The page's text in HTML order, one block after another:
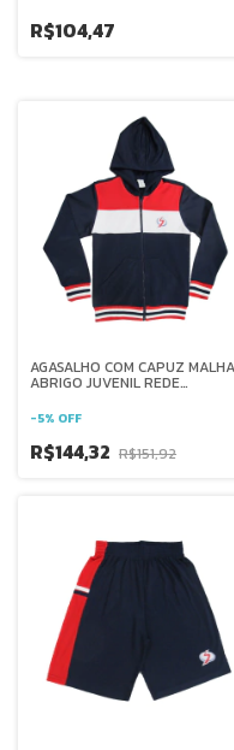
R$104,47
AGASALHO COM CAPUZ MALHA
ABRIGO JUVENIL REDE
-5% OFF
R$144,32 R$151,92